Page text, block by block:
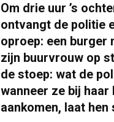
Om drie uur ’s
ontvangt de politie
oproep: een burger
zijn buurvrouw op
de stoep: wat de
wanneer ze bij haar
aankomen, laat hen